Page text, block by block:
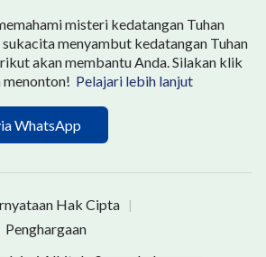
misteri kedatangan Tuhan
menyambut kedatangan Tuhan
akan membantu Anda. Silakan klik
menonton! Pelajari lebih lanjut
WhatsApp
Hak Cipta |
Penghargaan